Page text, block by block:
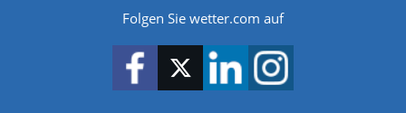
Folgen Sie wetter.com auf